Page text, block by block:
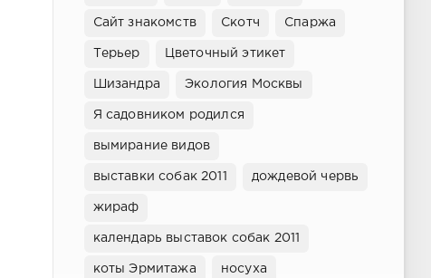
Сайт знакомств Скотч Спаржа
Терьер Цветочный этикет
Шизандра Экология Москвы
Я садовником родился
вымирание видов
выставки собак 2011 дождевой червь
жираф
календарь выставок собак 2011
коты Эрмитажа носуха